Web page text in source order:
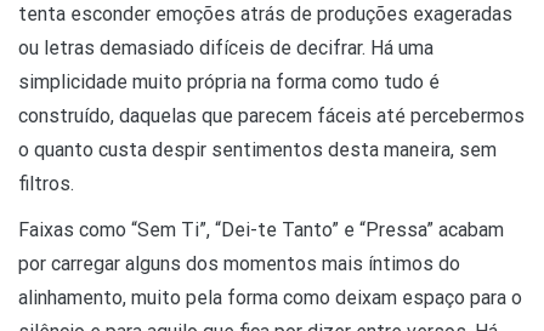
tenta esconder emoções atrás de produções exageradas
ou letras demasiado difíceis de decifrar. Há uma
simplicidade muito própria na forma como tudo é
construído, daquelas que parecem fáceis até percebermos
o quanto custa despir sentimentos desta maneira, sem
filtros.
Faixas como “Sem Ti”, “Dei-te Tanto” e “Pressa” acabam
por carregar alguns dos momentos mais íntimos do
alinhamento, muito pela forma como deixam espaço para o